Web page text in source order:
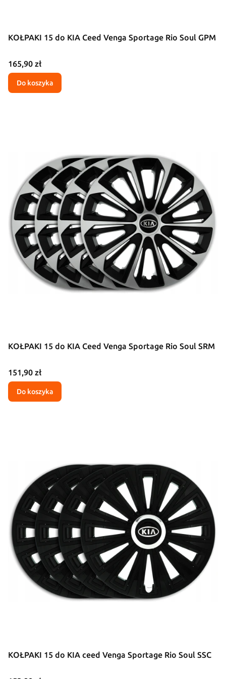
KOŁPAKI 15 do KIA Ceed Venga Sportage Rio Soul GPM
Cena
165,90 zł
Do koszyka
KOŁPAKI 15 do KIA Ceed Venga Sportage Rio Soul SRM
Cena
151,90 zł
Do koszyka
KOŁPAKI 15 do KIA ceed Venga Sportage Rio Soul SSC